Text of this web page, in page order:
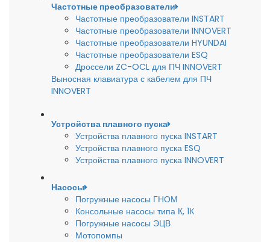
Частотные преобразователи
Частотные преобразователи INSTART
Частотные преобразователи INNOVERT
Частотные преобразователи HYUNDAI
Частотные преобразователи ESQ
Дроссели ZC-OCL для ПЧ INNOVERT
Выносная клавиатура с кабелем для ПЧ
INNOVERT
Устройства плавного пуска
Устройства плавного пуска INSTART
Устройства плавного пуска ESQ
Устройства плавного пуска INNOVERT
Насосы
Погружные насосы ГНОМ
Консольные насосы типа К, 1К
Погружные насосы ЭЦВ
Мотопомпы